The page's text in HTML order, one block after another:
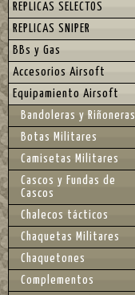
REPLICAS SELECTOS
REPLICAS SNIPER
BBs y Gas
Accesorios Airsoft
Equipamiento Airsoft
Bandoleras y Riñoneras
Botas Militares
Camisetas Militares
Cascos y Fundas de
Cascos
Chalecos tácticos
Chaquetas Militares
Chaquetones
Complementos